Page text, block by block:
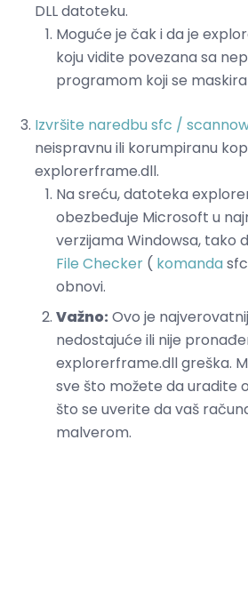
DLL datoteku.
Moguće je čak i da je
koju vidite povezana sa
programom koji se
Izvršite naredbu sfc /
neispravnu ili korumpiranu
explorerframe.dll.
Na sreću, datoteka
obezbeđuje Microsoft u
verzijama Windowsa, tako
File Checker ( komanda
obnovi.
Važno: Ovo je
nedostajuće ili nije
explorerframe.dll greška.
sve što možete da uradite
što se uverite da vaš
malverom.